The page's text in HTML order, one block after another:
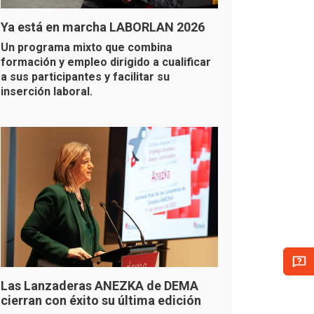
Ya está en marcha LABORLAN 2026
Un programa mixto que combina
formación y empleo dirigido a cualificar
a sus participantes y facilitar su
inserción laboral.
Las Lanzaderas ANEZKA de DEMA
cierran con éxito su última edición